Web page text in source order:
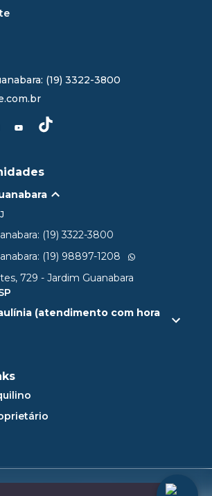
(19) 3322-3800
(19) 3322-3800
(19) 98897-1208
729 - Jardim Guanabara
(atendimento com hora